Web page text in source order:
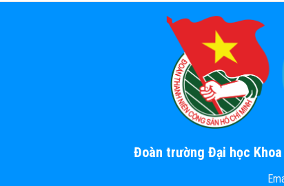
Đoàn trường Đại học Khoa